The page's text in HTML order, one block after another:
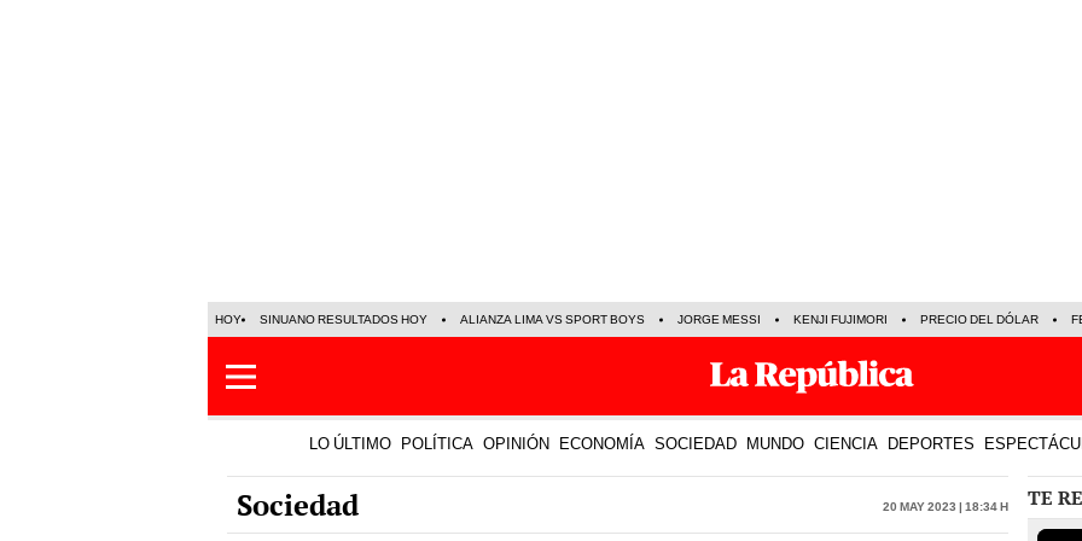
HOY SINUANO RESULTADOS HOY ALIANZA LIMA VS SPORT BOYS JORGE MESSI KENJI FUJIMORI PRECIO DEL DÓLAR
LO ÚLTIMO POLÍTICA OPINIÓN ECONOMÍA SOCIEDAD MUNDO CIENCIA DEPORTES
Sociedad 20 May 2023 | 18:34 h TE